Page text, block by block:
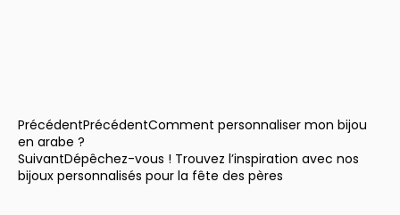
PrécédentPrécédentComment personnaliser mon bijou
en arabe ?
SuivantDépêchez-vous ! Trouvez l’inspiration avec nos
bijoux personnalisés pour la fête des pères